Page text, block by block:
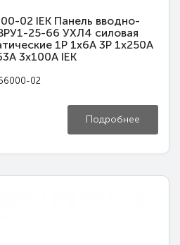
02 IEK Панель вводно-
25-66 УХЛ4 силовая
1Р 1х6А 3Р 1х250А
3х100А IEK
02
Подробнее